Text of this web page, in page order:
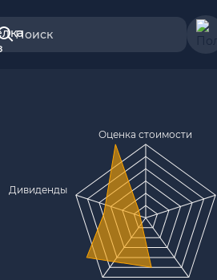
Поиск
Оценка стоимости
Дивиденды